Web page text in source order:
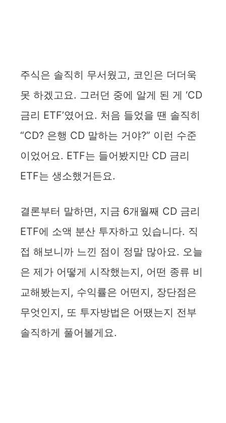
주식은 솔직히 무서웠고, 코인은 더더욱
못 하겠고요. 그러던 중에 알게 된 게 ‘CD
금리 ETF’였어요. 처음 들었을 땐 솔직히
“CD? 은행 CD 말하는 거야?” 이런 수준
이었어요. ETF는 들어봤지만 CD 금리
ETF는 생소했거든요.
결론부터 말하면, 지금 6개월째 CD 금리
ETF에 소액 분산 투자하고 있습니다. 직
접 해보니까 느낀 점이 정말 많아요. 오늘
은 제가 어떻게 시작했는지, 어떤 종류 비
교해봤는지, 수익률은 어떤지, 장단점은
무엇인지, 또 투자방법은 어땠는지 전부
솔직하게 풀어볼게요.